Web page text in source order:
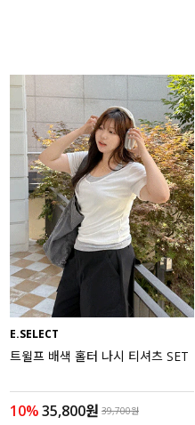
E.SELECT
트윌프 배색 홀터 나시 티셔츠 SET
10%35,800원 39,700원